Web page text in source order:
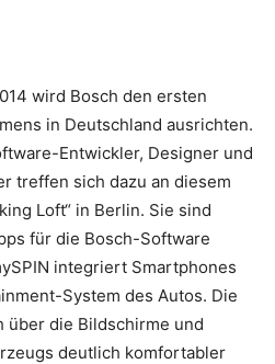
wird Bosch den ersten
in Deutschland ausrichten.
Entwickler, Designer und
treffen sich dazu an diesem
Loft“ in Berlin. Sie sind
für die Bosch-Software
integriert Smartphones
System des Autos. Die
über die Bildschirme und
deutlich komfortabler